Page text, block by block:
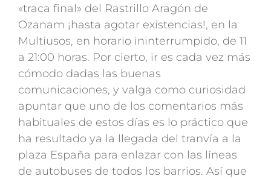
«traca final» del Rastrillo Aragón de
Ozanam ¡hasta agotar existencias!, en la
Multiusos, en horario ininterrumpido, de 11
a 21:00 horas. Por cierto, ir es cada vez más
cómodo dadas las buenas
comunicaciones, y valga como curiosidad
apuntar que uno de los comentarios más
habituales de estos días es lo práctico que
ha resultado ya la llegada del tranvía a la
plaza España para enlazar con las líneas
de autobuses de todos los barrios. Así que